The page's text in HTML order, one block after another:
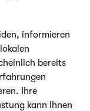
informieren
bereits
Ihre
kann Ihnen